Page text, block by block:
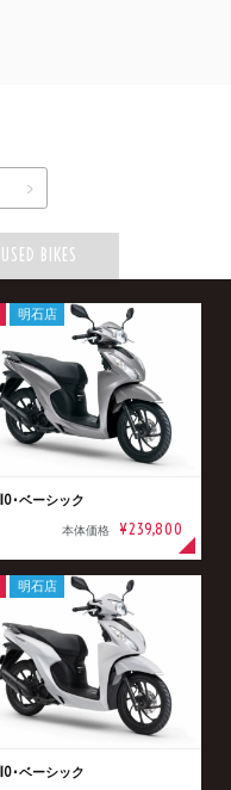
USED BIKES
･ベーシック
本体価格 ¥239,800
明石店
･ベーシック
明石店